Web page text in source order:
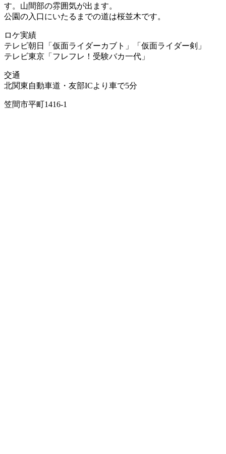
す。山間部の雰囲気が出ます。
公園の入口にいたるまでの道は桜並木です。
ロケ実績
テレビ朝日「仮面ライダーカブト」「仮面ライダー剣」
テレビ東京「フレフレ！受験バカ一代」
交通
北関東自動車道・友部ICより車で5分
笠間市平町1416-1